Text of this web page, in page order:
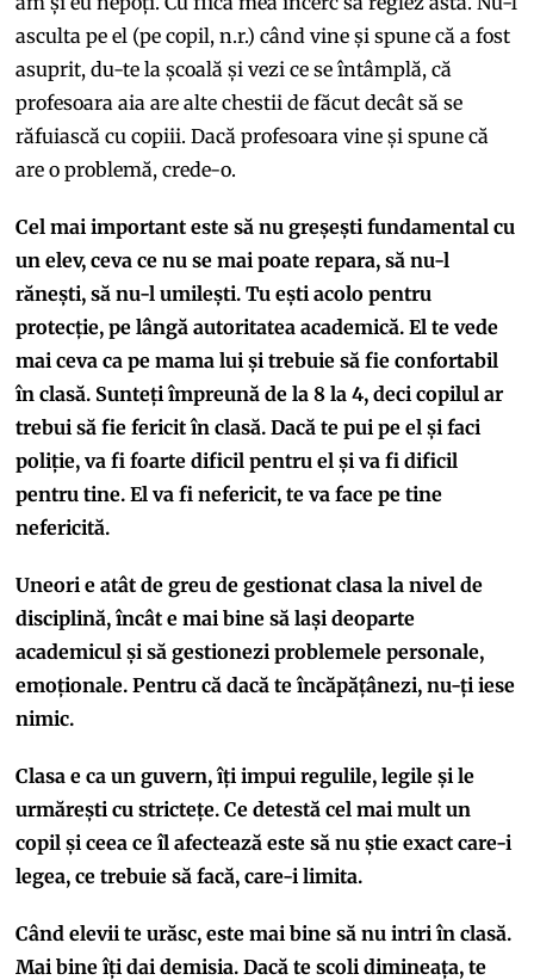
asculta pe el (pe copil, n.r.) când vine și spune că a fost
asuprit, du-te la școală și vezi ce se întâmplă, că
profesoara aia are alte chestii de făcut decât să se
răfuiască cu copiii. Dacă profesoara vine și spune că
are o problemă, crede-o.
Cel mai important este să nu greșești fundamental cu
un elev, ceva ce nu se mai poate repara, să nu-l
rănești, să nu-l umilești. Tu ești acolo pentru
protecție, pe lângă autoritatea academică. El te vede
mai ceva ca pe mama lui și trebuie să fie confortabil
în clasă. Sunteți împreună de la 8 la 4, deci copilul ar
trebui să fie fericit în clasă. Dacă te pui pe el și faci
poliție, va fi foarte dificil pentru el și va fi dificil
pentru tine. El va fi nefericit, te va face pe tine
nefericită.
Uneori e atât de greu de gestionat clasa la nivel de
disciplină, încât e mai bine să lași deoparte
academicul și să gestionezi problemele personale,
emoționale. Pentru că dacă te încăpățânezi, nu-ți iese
nimic.
Clasa e ca un guvern, îți impui regulile, legile și le
urmărești cu strictețe. Ce detestă cel mai mult un
copil și ceea ce îl afectează este să nu știe exact care-i
legea, ce trebuie să facă, care-i limita.
Când elevii te urăsc, este mai bine să nu intri în clasă.
Mai bine îți dai demisia. Dacă te scoli dimineața, te